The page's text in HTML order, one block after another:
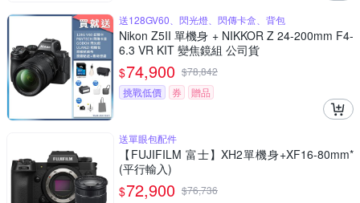
送128GV60、閃光燈、閃傳卡盒、背包
Nikon Z5II 單機身 + NIKKOR Z 24-200mm F4-
6.3 VR KIT 變焦鏡組 公司貨
$74,900 $78,842
挑戰低價
券 贈品
送單眼包配件
【FUJIFILM 富士】XH2單機身+XF16-80mm*
(平行輸入)
$72,900 $76,736